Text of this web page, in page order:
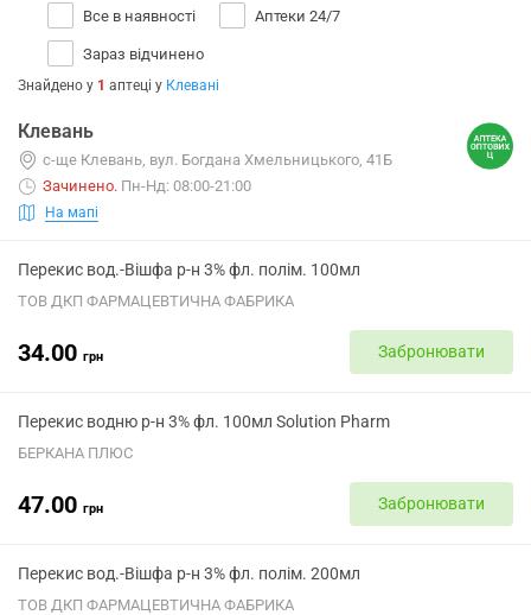
Все в наявності Аптеки 24/7
Зараз відчинено
Знайдено у 1 аптеці у Клевані
Клевань
с-ще Клевань, вул. Богдана Хмельницького, 41Б
Зачинено. Пн-Нд: 08:00-21:00
На мапі
Перекис вод.-Вішфа р-н 3% фл. полім. 100мл
ТОВ ДКП ФАРМАЦЕВТИЧНА ФАБРИКА
34.00 грн Забронювати
Перекис водню р-н 3% фл. 100мл Solution Pharm
БЕРКАНА ПЛЮС
47.00 грн Забронювати
Перекис вод.-Вішфа р-н 3% фл. полім. 200мл
ТОВ ДКП ФАРМАЦЕВТИЧНА ФАБРИКА